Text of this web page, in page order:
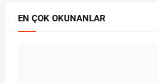
EN ÇOK OKUNANLAR